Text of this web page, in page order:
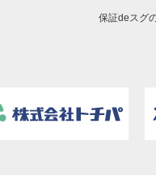
保証deスグ